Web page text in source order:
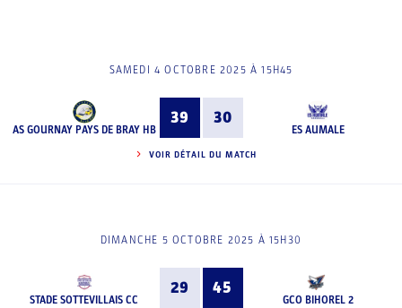
SAMEDI 4 OCTOBRE 2025 À 15H45
AS GOURNAY PAYS DE BRAY HB
39 30
ES AUMALE
VOIR DÉTAIL DU MATCH
DIMANCHE 5 OCTOBRE 2025 À 15H30
STADE SOTTEVILLAIS CC
29 45
GCO BIHOREL 2